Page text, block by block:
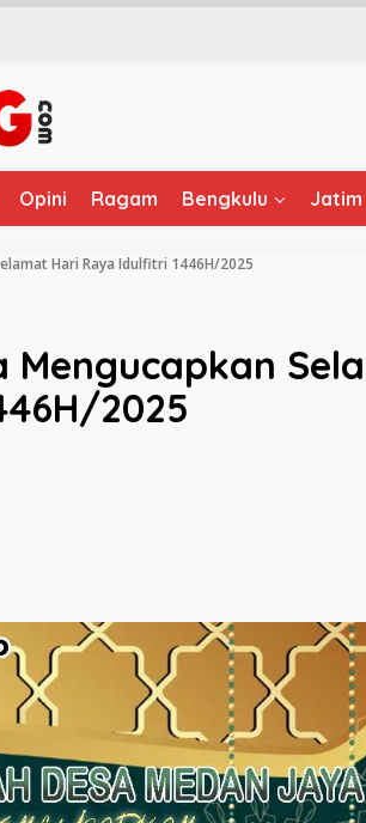
Opini Ragam Bengkulu Jatim
Hari Raya Idulfitri 1446H/2025
Mengucapkan
2025